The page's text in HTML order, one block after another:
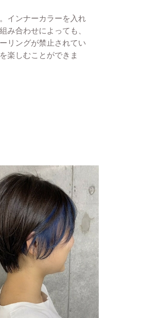
インナーカラーを入れ
み合わせによっても、
リングが禁止されてい
楽しむことができま